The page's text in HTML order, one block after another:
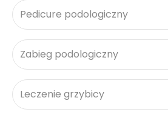
Pedicure podologiczny
Zabieg podologiczny
Leczenie grzybicy